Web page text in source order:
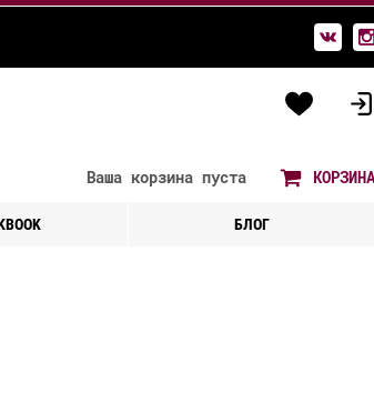
Ваша корзина пуста КОРЗИНА
БЛОГ